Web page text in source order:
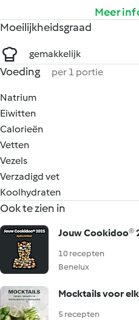
Meer
Moeilijkheidsgraad
gemakkelijk
Voeding per 1 portie
Natrium
Eiwitten
Calorieën
Vetten
Vezels
Verzadigd vet
Koolhydraten
Ook te zien in
Jouw Cookidoo®
10 recepten
Benelux
Mocktails voor
5 recepten